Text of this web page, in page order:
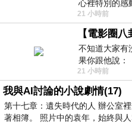
心裡特別的感
智課的她,特來
21 小時前
不知道大家有
果你跟他說：
出一種慈祥的
21 小時前
我與AI討論的小說劇情(17)
第十七章：遺失時代的人 辦公室
著相簿。 照片中的袁年，始終與